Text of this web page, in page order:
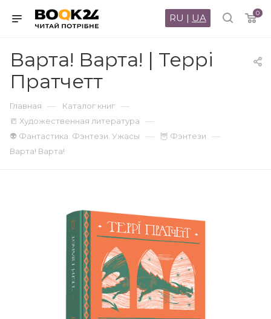
0
RU | UA
Варта! Варта! | Террі
Пратчетт
Главная — Каталог книг —
📒 Художественная литература —
👽 Фантастика. Фэнтези. Ужасы — 🦉 Фэнтези —
Варта! Варта!